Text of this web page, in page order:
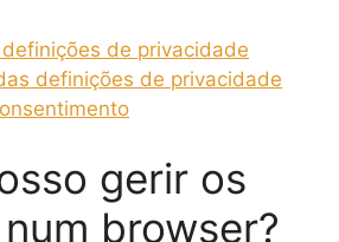
de privacidade
definições de privacidade
gerir os
browser?